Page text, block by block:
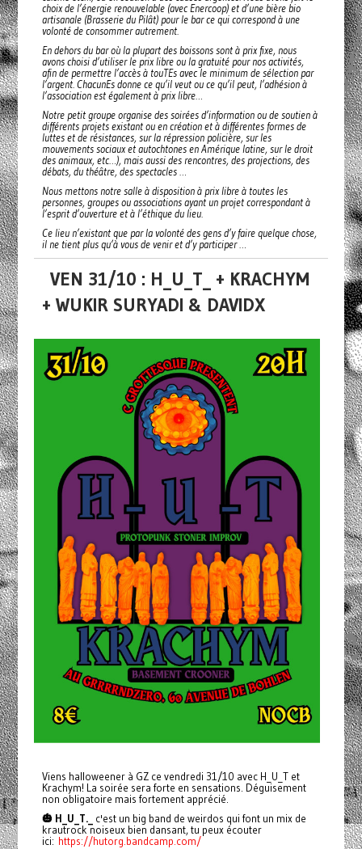
choix de l’énergie renouvelable (avec Enercoop) et d’une bière bio
artisanale (Brasserie du Pilât) pour le bar ce qui correspond à une
volonté de consommer autrement.
En dehors du bar où la plupart des boissons sont à prix fixe, nous
avons choisi d’utiliser le prix libre ou la gratuité pour nos activités,
afin de permettre l’accès à touTEs avec le minimum de sélection par
l’argent. ChacunEs donne ce qu’il veut ou ce qu’il peut, l’adhésion à
l’association est également à prix libre…
Notre petit groupe organise des soirées d’information ou de soutien à
différents projets existant ou en création et à différentes formes de
luttes et de résistances, sur la répression policière, sur les
mouvements sociaux et autochtones en Amérique latine, sur le droit
des animaux, etc…), mais aussi des rencontres, des projections, des
débats, du théâtre, des spectacles …
Nous mettons notre salle à disposition à prix libre à toutes les
personnes, groupes ou associations ayant un projet correspondant à
l’esprit d’ouverture et à l’éthique du lieu.
Ce lieu n’existant que par la volonté des gens d’y faire quelque chose,
il ne tient plus qu’à vous de venir et d’y participer …
VEN 31/10 : H_U_T_ + KRACHYM
+ WUKIR SURYADI & DAVIDX
Viens halloweener à GZ ce vendredi 31/10 avec H_U_T et
Krachym! La soirée sera forte en sensations. Déguisement
non obligatoire mais fortement apprécié.
🎃 H_U_T._
c'est un big band de weirdos qui font un mix de
krautrock noiseux bien dansant, tu peux écouter
ici: https://hutorg.bandcamp.com/